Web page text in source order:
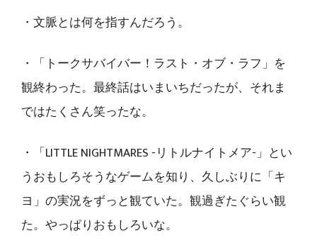
・文脈とは何を指すんだろう。
・「トークサバイバー！ラスト・オブ・ラフ」を
観終わった。最終話はいまいちだったが、それま
ではたくさん笑ったな。
・「LITTLE NIGHTMARES -リトルナイトメア-」とい
うおもしろそうなゲームを知り、久しぶりに「キ
ヨ」の実況をずっと観ていた。観過ぎたぐらい観
た。やっぱりおもしろいな。